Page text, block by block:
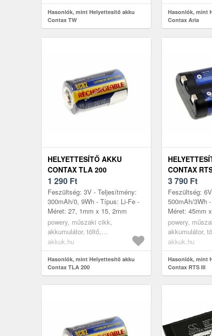
Hasonlók, mint Helyettesítő akku
Contax TW
Hasonlók, mint
Contax Aria
HELYETTESÍTŐ AKKU
CONTAX TLA 200
1 290 Ft
Feszültség: 3V - Teljesítmény:
300mAh/0, 9Wh - Típus: Li-Fe -
Méret: 27, 1mm x 15, 2mm
powery, műszaki cikk,
akkumulátor, töltő,
digitáliskamera akkumulátor
akkuk.hu
Hasonlók, mint Helyettesítő akku
Contax TLA 200
CONTAX
3 790 Ft
Feszültség:
500mAh/3Wh
Méret: 45mm
powery,
akkumulátor,
digitáliskamera
akkuk.hu
Hasonlók, mint
Contax RTS III